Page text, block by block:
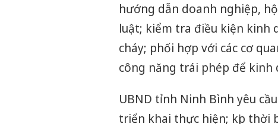
hướng dẫn doanh nghiệp,
luật; kiểm tra điều kiện kinh
cháy; phối hợp với các cơ
công năng trái phép để kinh
UBND tỉnh Ninh Bình yêu
triển khai thực hiện; kịp thời